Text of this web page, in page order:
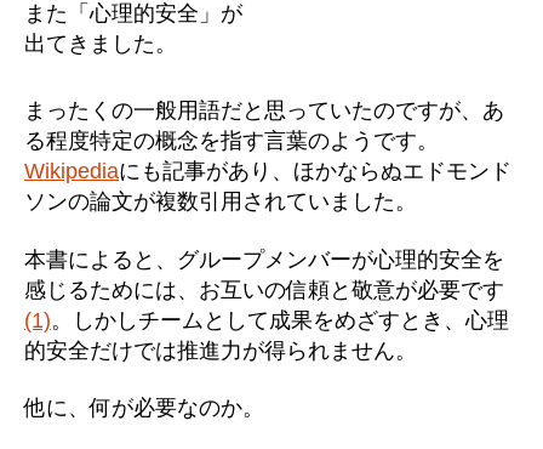
また「心理的安全」が
出てきました。
まったくの一般用語だと思っていたのですが、あ
る程度特定の概念を指す言葉のようです。
Wikipediaにも記事があり、ほかならぬエドモンド
ソンの論文が複数引用されていました。
本書によると、グループメンバーが心理的安全を
感じるためには、お互いの信頼と敬意が必要です
(1)。しかしチームとして成果をめざすとき、心理
的安全だけでは推進力が得られません。
他に、何が必要なのか。